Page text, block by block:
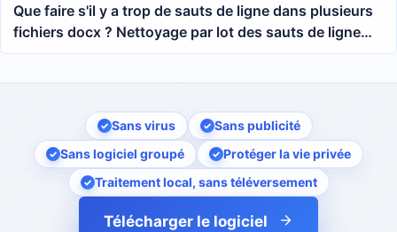
Que faire s'il y a trop de sauts de ligne dans plusieurs
fichiers docx ? Nettoyage par lot des sauts de ligne
manuels de Word
Sans virus
Sans publicité
Sans logiciel groupé
Protéger la vie privée
Traitement local, sans téléversement
Télécharger le logiciel